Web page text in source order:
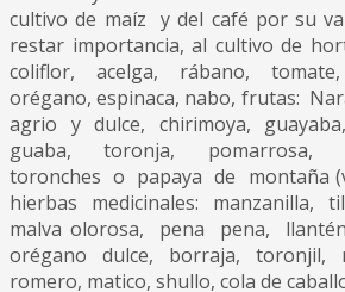
cultivo de maíz y del café por su
restar importancia, al cultivo de
coliflor, acelga, rábano,
orégano, espinaca, nabo, frutas:
agrio y dulce, chirimoya,
guaba, toronja, pomarrosa,
toronches o papaya de montaña
hierbas medicinales: manzanilla,
malva olorosa, pena pena,
orégano dulce, borraja, toronjil,
romero, matico, shullo, cola de